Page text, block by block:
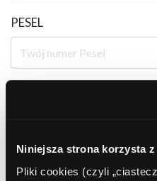
Niniejsza strona korzysta
Pliki cookies (czyli
PESEL